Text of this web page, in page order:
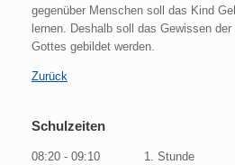
gegenüber Menschen soll das Kind
lernen. Deshalb soll das Gewissen
Gottes gebildet werden.
Zurück
Schulzeiten
08:20 - 09:10
1. Stunde